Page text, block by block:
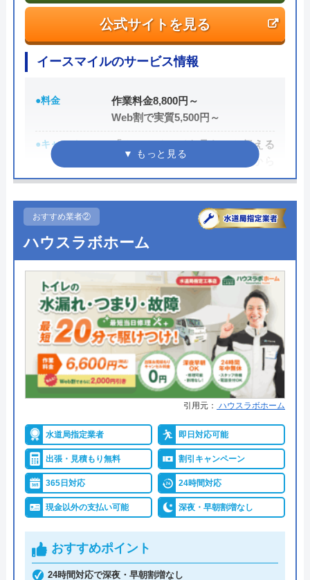
公式サイトを見る
イースマイルのサービス情報
●料金
作業料金8,800円～
Web割で実質5,500円～
●キャンペーン
「ホームページを見た」と伝える
だけで、WEB割で作業料金から
3,000円割引！
●駆けつけ時間 最短20分
●定休日 年中無休
●出張見積もり 出張・見積もり無料
●支払い方法
現金、銀行振込、モバイル、後払
い決済、クレジットカード
●累計実績
年間25万件、累計500万件の修理交
換実績
●保証・保険
工事保証12年・商品保証10年(最
詳細は公式HPでご確認ください
イースマイルがおすすめの理由
イースマイルは対応する自治体で適切な工事ができ
ると認められている水道局指定業者です。
土日祝日・深夜早朝含む24時間365日、いつ相談し
おすすめ業者②
ハウスラボホーム
引用元： ハウスラボホーム
水道局指定業者 即日対応可能
出張・見積もり無料 割引キャンペーン
365日対応 24時間対応
現金以外の支払い可能 深夜・早朝割増なし
おすすめポイント
24時間対応で深夜・早朝割増なし